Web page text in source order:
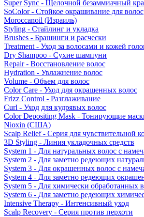
Super Sync - Щелочной безаммиачный
SoColor - Стойкое окрашивание для волос
Moroccanoil (Израиль)
Styling - Стайлинг и укладка
Brushes - Брашинги и расчески
Treatment - Уход за волосами и кожей
Dry Shampoo - Сухие шампуни
Repair - Восстановление волос
Hydration - Увлажнение волос
Volume - Объем для волос
Color Care - Уход для окрашенных волос
Frizz Control - Разглаживание
Curl - Уход для кудрявых волос
Color Depositing Mask - Тонирующие
Nioxin (США)
Scalp Relief - Серия для чувствительной
3D Styling - Линия укладочных средств
System 1 - Для натуральных волос с
System 2 - Для заметно редеющих
System 3 - Для окрашенных волос с
System 4 - Для заметно редеющих
System 5 - Для химически
System 6 - Для заметно редеющих
Intensive Therapy - Интенсивный уход
Scalp Recovery - Серия против перхоти